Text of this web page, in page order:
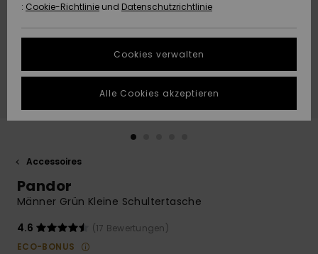
Highlights
Highlights
Starten Sie eine
Unterhaltung,
schnellste
Antwort auf Ihre
Frage zu
erhalten.
Finden Sie
die häufigsten
Fragen sowie
NACHHALTIGKEIT
WUNSCHLISTE
Accessoires
Pandor
Männer Grün Kleine Schultertasche
4.6
(17 Bewertungen)
ECO-BONUS
: Cookie-Richtlinie und Datenschutzrichtlinie
Cookies verwalten
Alle Cookies akzeptieren